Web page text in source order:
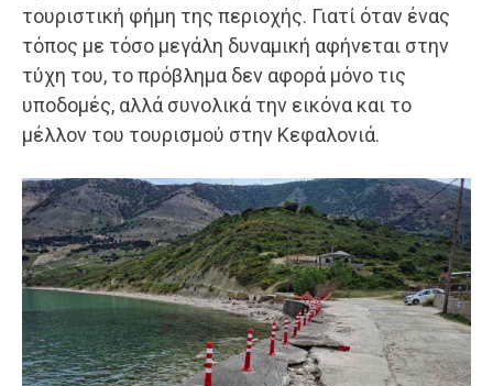
τουριστική φήμη της περιοχής. Γιατί όταν ένας
τόπος με τόσο μεγάλη δυναμική αφήνεται στην
τύχη του, το πρόβλημα δεν αφορά μόνο τις
υποδομές, αλλά συνολικά την εικόνα και το
μέλλον του τουρισμού στην Κεφαλονιά.